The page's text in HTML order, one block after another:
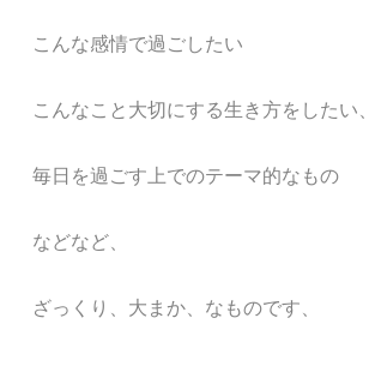
こんな感情で過ごしたい
こんなこと大切にする生き方をしたい、
毎日を過ごす上でのテーマ的なもの
などなど、
ざっくり、大まか、なものです、